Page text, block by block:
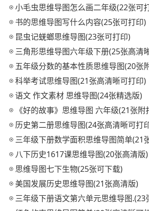
小毛虫思维导图怎么画二年级(22张可
书的思维导图写什么内容(25张可打印)
昆虫记蜣螂思维导图(23张可打印)
三角形思维导图六年级下册(25张高清
五年级分数的基本性质思维导图(20张
科举考试思维导图(21张高清晰可打印)
语文 作文素材 思维导图(24张精选版)
《好的故事》思维导图 六年级(21张
历史第二册思维导图(24张高清晰可打
三年级下册数学面积思维导图简单(21
八下历史1617课思维导图(20张高清版)
思维导图七下生物(25张可下载)
美国发展历史思维导图(21张高清版)
三年级下册语文第六单元思维导图.(23